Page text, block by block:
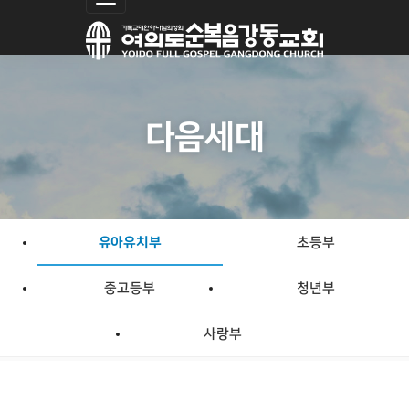
다음세대
유아유치부 초등부
중고등부 청년부
사랑부
close
비밀번호 입력
닫기